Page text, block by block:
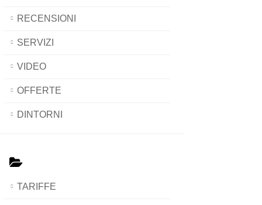
RECENSIONI
SERVIZI
VIDEO
OFFERTE
DINTORNI
TARIFFE